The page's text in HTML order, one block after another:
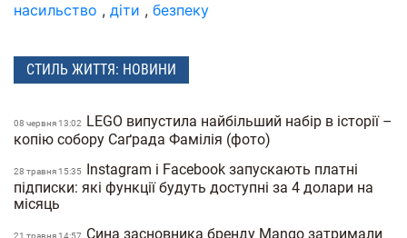
насильство , діти , безпеку
СТИЛЬ ЖИТТЯ: НОВИНИ
08 червня 13:02
LEGO випустила найбільший набір в історії –
копію собору Саґрада Фамілія (фото)
28 травня 15:35 Instagram і Facebook запускають платні
підписки: які функції будуть доступні за 4 долари на
місяць
21 травня 14:57
Сина засновника бренду Mango затримали